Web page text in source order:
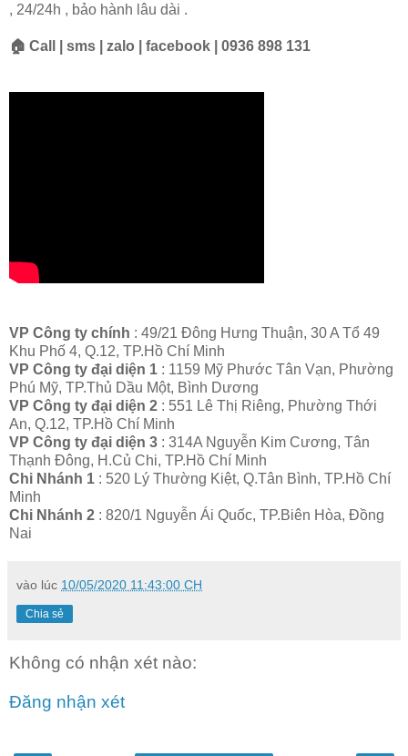
, 24/24h , bảo hành lâu dài .
🏠 Call | sms | zalo | facebook | 0936 898 131
VP Công ty chính : 49/21 Đông Hưng Thuận, 30 A Tổ 49
Khu Phố 4, Q.12, TP.Hồ Chí Minh
VP Công ty đại diện 1 : 1159 Mỹ Phước Tân Vạn, Phường
Phú Mỹ, TP.Thủ Dầu Một, Bình Dương
VP Công ty đại diện 2 : 551 Lê Thị Riêng, Phường Thới
An, Q.12, TP.Hồ Chí Minh
VP Công ty đại diện 3 : 314A Nguyễn Kim Cương, Tân
Thạnh Đông, H.Củ Chi, TP.Hồ Chí Minh
Chi Nhánh 1 : 520 Lý Thường Kiệt, Q.Tân Bình, TP.Hồ Chí
Minh
Chi Nhánh 2 : 820/1 Nguyễn Ái Quốc, TP.Biên Hòa, Đồng
Nai
vào lúc 10/05/2020 11:43:00 CH
Chia sẻ
Không có nhận xét nào:
Đăng nhận xét